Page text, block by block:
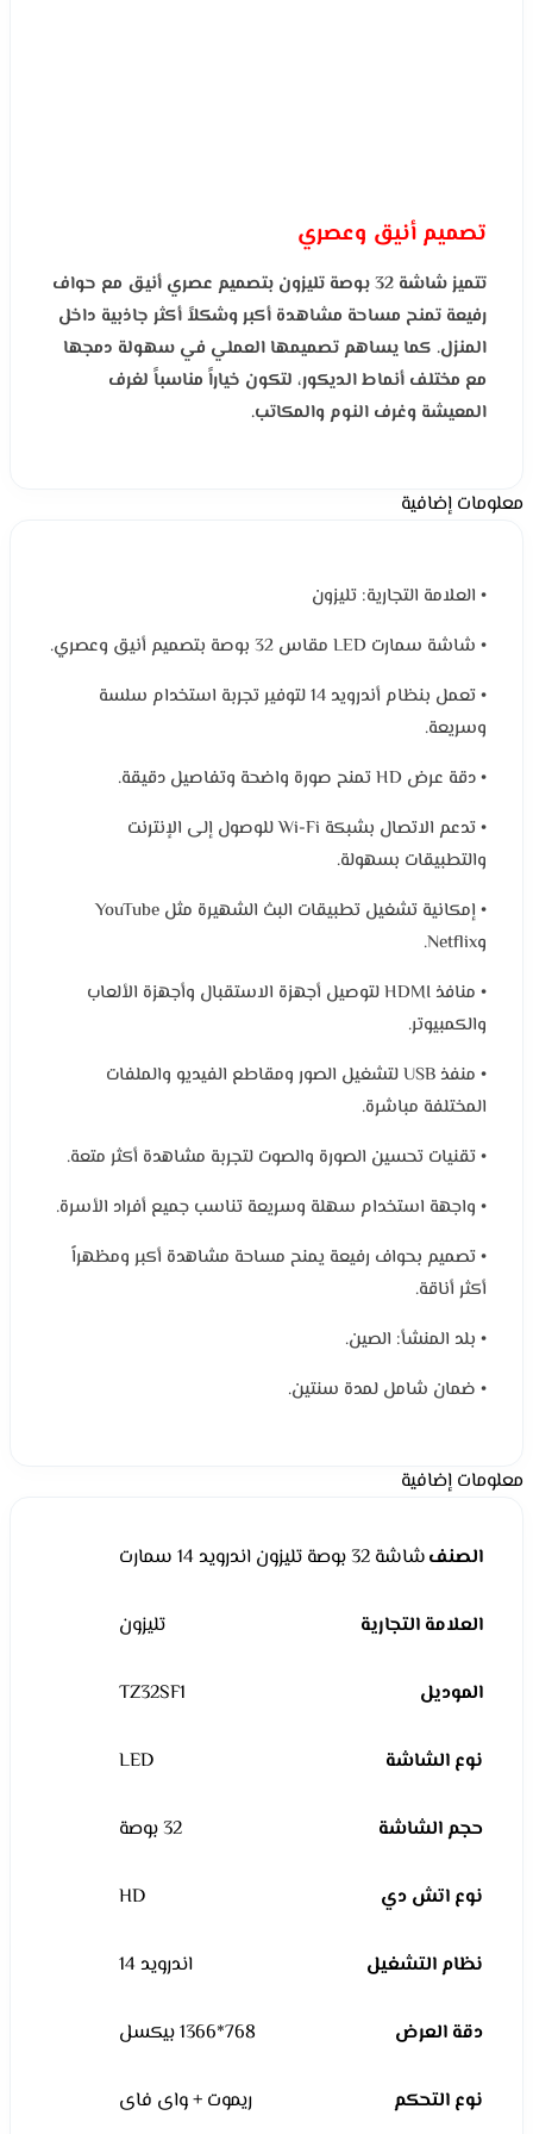
تصميم أنيق وعصري
تتميز شاشة 32 بوصة تليزون بتصميم عصري أنيق مع حواف
رفيعة تمنح مساحة مشاهدة أكبر وشكلاً أكثر جاذبية داخل
المنزل. كما يساهم تصميمها العملي في سهولة دمجها
مع مختلف أنماط الديكور، لتكون خياراً مناسباً لغرف
المعيشة وغرف النوم والمكاتب.
معلومات إضافية
• العلامة التجارية: تليزون
• شاشة سمارت LED مقاس 32 بوصة بتصميم أنيق وعصري.
• تعمل بنظام أندرويد 14 لتوفير تجربة استخدام سلسة
وسريعة.
• دقة عرض HD تمنح صورة واضحة وتفاصيل دقيقة.
• تدعم الاتصال بشبكة Wi-Fi للوصول إلى الإنترنت
والتطبيقات بسهولة.
• إمكانية تشغيل تطبيقات البث الشهيرة مثل YouTube
وNetflix.
• منافذ HDMI لتوصيل أجهزة الاستقبال وأجهزة الألعاب
والكمبيوتر.
• منفذ USB لتشغيل الصور ومقاطع الفيديو والملفات
المختلفة مباشرة.
• تقنيات تحسين الصورة والصوت لتجربة مشاهدة أكثر متعة.
• واجهة استخدام سهلة وسريعة تناسب جميع أفراد الأسرة.
• تصميم بحواف رفيعة يمنح مساحة مشاهدة أكبر ومظهراً
أكثر أناقة.
• بلد المنشأ: الصين.
• ضمان شامل لمدة سنتين.
معلومات إضافية
الصنفشاشة 32 بوصة تليزون اندرويد 14 سمارت
العلامة التجارية تليزون
الموديل TZ32SF1
نوع الشاشة LED
حجم الشاشة 32 بوصة
نوع اتش دي HD
نظام التشغيل اندرويد 14
دقة العرض 768*1366 بيكسل
نوع التحكم ريموت + واى فاى